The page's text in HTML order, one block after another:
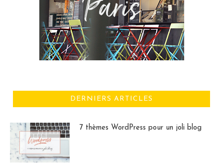
DERNIERS ARTICLES
7 thèmes WordPress pour un joli blog